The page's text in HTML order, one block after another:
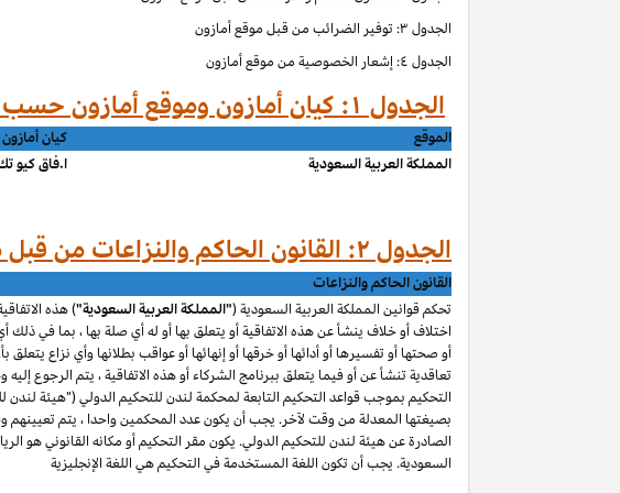
الجدول ۳: توفير الضرائب من قبل موقع أمازون
الجدول ٤: إشعار الخصوصية من موقع أمازون
الجدول ۱: كيان أمازون وموقع أمازون حسب الموق
الموقع كيان أمازون
المملكة العربية السعودية
ا.فاق كيو
الجدول ۲: القانون الحاكم والنزاعات من قبل موقع أمازون
القانون الحاكم والنزاعات
تحكم قوانين المملكة العربية السعودية ("المملكة العربية السعودية") هذه
اختلاف أو خلاف ينشأ عن هذه الاتفاقية أو يتعلق بها أو له أي صلة بها ، بما في ذلك
أو صحتها أو تفسيرها أو أدائها أو خرقها أو إنهائها أو عواقب بطلانها وأي نزاع يتعلق
تعاقدية تنشأ عن أو فيما يتعلق ببرنامج الشركاء أو هذه الاتفاقية ، يتم الرجوع
التحكيم بموجب قواعد التحكيم التابعة لمحكمة لندن للتحكيم الدولي ("هيئة لندن
بصيغتها المعدلة من وقت لآخر. يجب أن يكون عدد المحكمين واحدا ، يتم تعيينهم
الصادرة عن هيئة لندن للتحكيم الدولي. يكون مقر التحكيم أو مكانه القانوني هو
السعودية. يجب أن تكون اللغة المستخدمة في التحكيم هي اللغة الإنجليزية